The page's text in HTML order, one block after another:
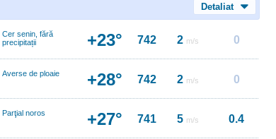
Detaliat
Cer senin, fără
precipitații
+23° 742 2 m/s 0
Averse de ploaie +28° 742 2 m/s 0
Parţial noros +27° 741 5 m/s 0.4